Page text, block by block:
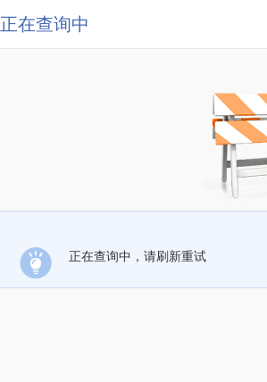
正在查询中
正在查询中，请刷新重试